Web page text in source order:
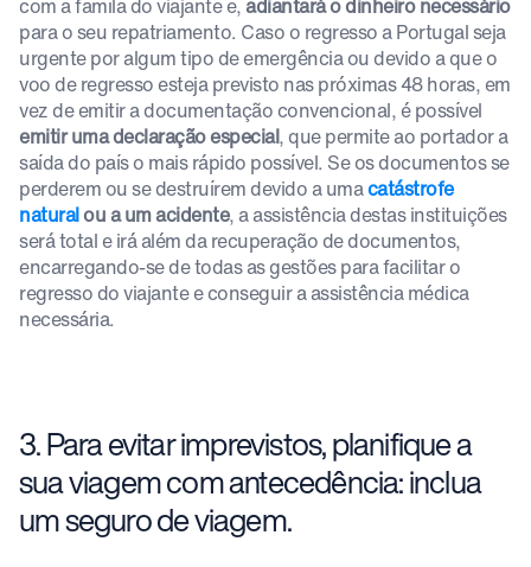
com a famíla do viajante e, adiantará o dinheiro necessário
para o seu repatriamento. Caso o regresso a Portugal seja
urgente por algum tipo de emergência ou devido a que o
voo de regresso esteja previsto nas próximas 48 horas, em
vez de emitir a documentação convencional, é possível
emitir uma declaração especial, que permite ao portador a
saída do país o mais rápido possível. Se os documentos se
perderem ou se destruírem devido a umacatástrofe
naturalou a um acidente, a assistência destas instituições
será total e irá além da recuperação de documentos,
encarregando-se de todas as gestões para facilitar o
regresso do viajante e conseguir a assistência médica
necessária.
3. Para evitar imprevistos, planifique a
sua viagem com antecedência: inclua
um seguro de viagem.